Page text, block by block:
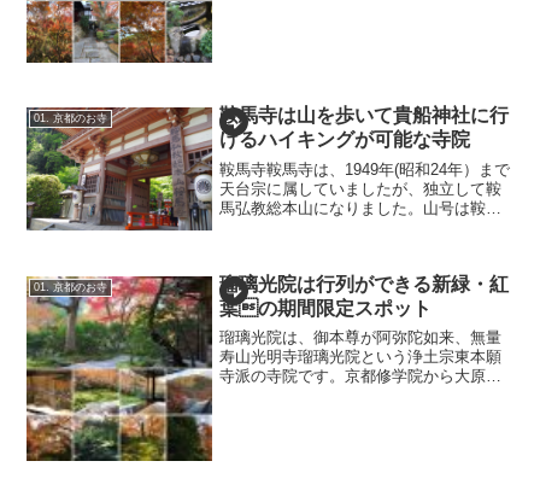
01. 京都のお寺
鞍馬寺は山を歩いて貴船神社に行
けるハイキングが可能な寺院
鞍馬寺鞍馬寺は、1949年(昭和24年）まで
天台宗に属していましたが、独立して鞍
馬弘教総本山になりました。山号は鞍馬
寺では尊天と...
01. 京都のお寺
瑠璃光院は行列ができる新緑・紅
葉の期間限定スポット
瑠璃光院は、御本尊が阿弥陀如来、無量
寿山光明寺瑠璃光院という浄土宗東本願
寺派の寺院です。京都修学院から大原に